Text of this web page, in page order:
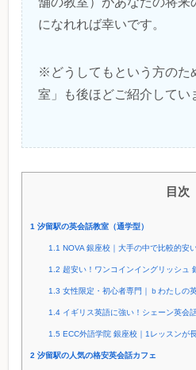
になれれば幸いです。
※どうしてもという方のた
室」も後ほどご紹介してい
目次
1 汐留駅の英会話教室（通学型）
1.1 NOVA 銀座校｜大手の中で比較的安
1.2 超安い！ワンコインイングリッシュ
1.3 女性限定・初心者専門｜ｂわたし
1.4イギリス英語に強い！シェーン英会
1.5 ECC外語学院 銀座校｜1レッスンが
2 汐留駅の人気の格安英会話カフェ